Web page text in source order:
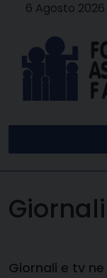
6 Agosto 2026
Giornali e tv